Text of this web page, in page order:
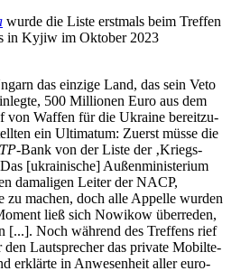
wurde die Liste erst­mals beim Treffen
in Kyjiw im Oktober 2023
das einzige Land, das sein Veto
500 Mil­lio­nen Euro aus dem
von Waffen für die Ukraine bereit­zu­
ein Ulti­ma­tum: Zuerst müsse die
-Bank von der Liste der ‚Kriegs­
[ukrai­ni­sche] Außen­mi­nis­te­rium
dama­li­gen Leiter der NACP,
zu machen, doch alle Appelle wurden
ließ sich Nowikow über­re­den,
[...]. Noch während des Tref­fens rief
den Laut­spre­cher das private Mobil­te­
erklärte in Anwe­sen­heit aller euro­